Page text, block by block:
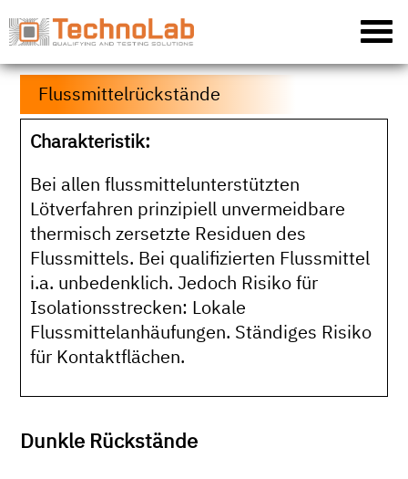
Flussmittelrückstände
Charakteristik:
Bei allen flussmittelunterstützten
Lötverfahren prinzipiell unvermeidbare
thermisch zersetzte Residuen des
Flussmittels. Bei qualifizierten Flussmittel
i.a. unbedenklich. Jedoch Risiko für
Isolationsstrecken: Lokale
Flussmittelanhäufungen. Ständiges Risiko
für Kontaktflächen.
Dunkle Rückstände